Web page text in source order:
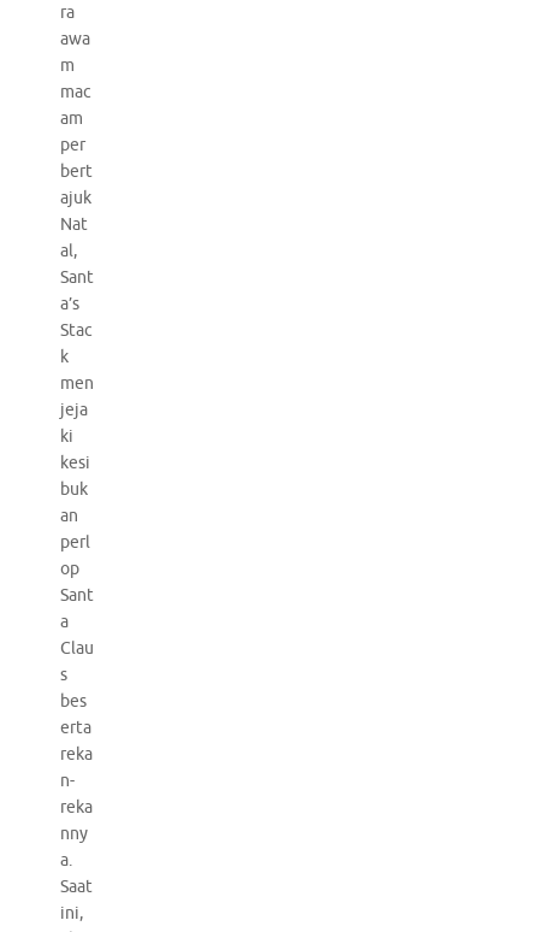
ra
awa
m
mac
am
per
bert
ajuk
Nat
al,
Sant
a’s
Stac
k
men
jeja
ki
kesi
buk
an
perl
op
Sant
a
Clau
s
bes
erta
reka
n-
reka
nny
a.
Saat
ini,